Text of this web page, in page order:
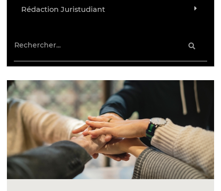
Rédaction Juristudiant